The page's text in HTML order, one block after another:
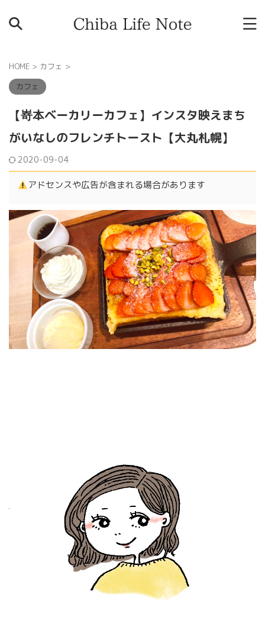
HOME > カフェ >
カフェ
【嵜本ベーカリーカフェ】インスタ映えまち
がいなしのフレンチトースト【大丸札幌】
2020-09-04
アドセンスや広告が含まれる場合があります